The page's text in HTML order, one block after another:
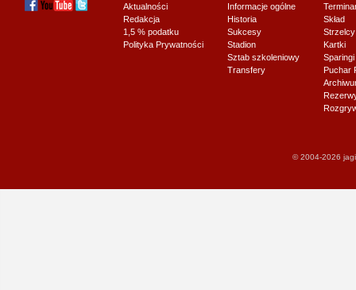
Aktualności
Redakcja
1,5 % podatku
Polityka Prywatności
Informacje ogólne
Historia
Sukcesy
Stadion
Sztab szkoleniowy
Transfery
Skład
Strzelcy
Kartki
Sparingi
Puchar
© 2004-2026